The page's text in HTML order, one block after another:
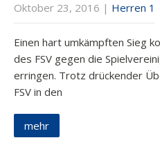
Oktober 23, 2016 | Herren 1
Einen hart umkämpften Sieg
des FSV gegen die
erringen. Trotz drückender
FSV in den
mehr